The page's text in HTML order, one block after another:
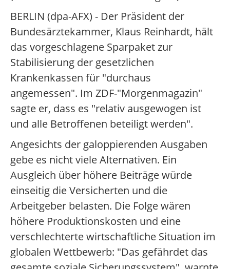
BERLIN (dpa-AFX) - Der Präsident der
Bundesärztekammer, Klaus Reinhardt, hält
das vorgeschlagene Sparpaket zur
Stabilisierung der gesetzlichen
Krankenkassen für "durchaus
angemessen". Im ZDF-"Morgenmagazin"
sagte er, dass es "relativ ausgewogen ist
und alle Betroffenen beteiligt werden".
Angesichts der galoppierenden Ausgaben
gebe es nicht viele Alternativen. Ein
Ausgleich über höhere Beiträge würde
einseitig die Versicherten und die
Arbeitgeber belasten. Die Folge wären
höhere Produktionskosten und eine
verschlechterte wirtschaftliche Situation im
globalen Wettbewerb: "Das gefährdet das